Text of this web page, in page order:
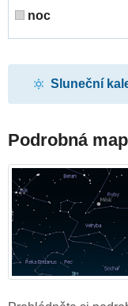
noc
Sluneční
Podrobná